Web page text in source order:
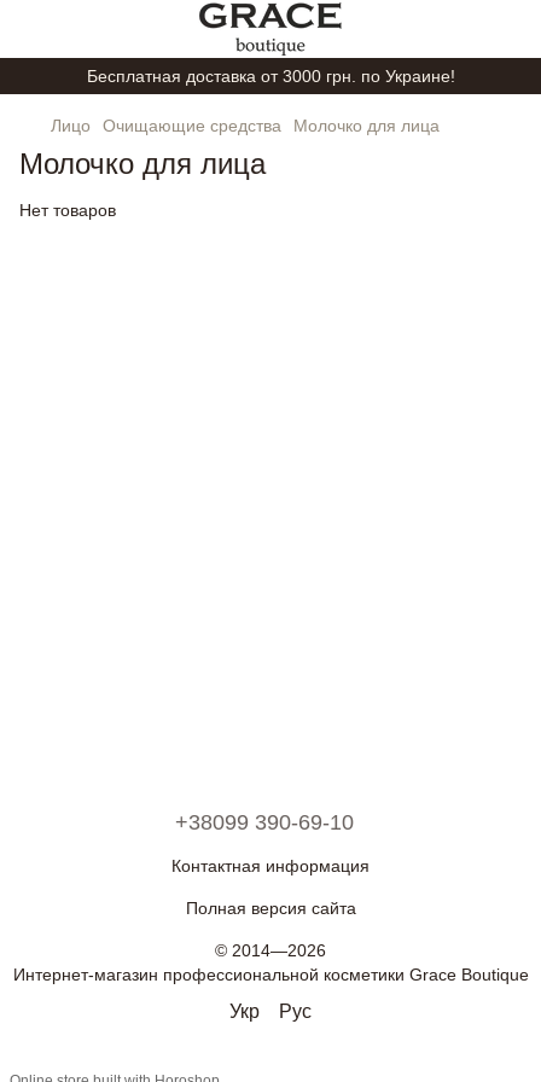
Бесплатная доставка от 3000 грн. по Украине!
Лицо Очищающие средства Молочко для лица
Молочко для лица
Нет товаров
+38099 390-69-10
Контактная информация
Полная версия сайта
© 2014—2026
Интернет-магазин профессиональной косметики Grace Boutique
Укр Рус